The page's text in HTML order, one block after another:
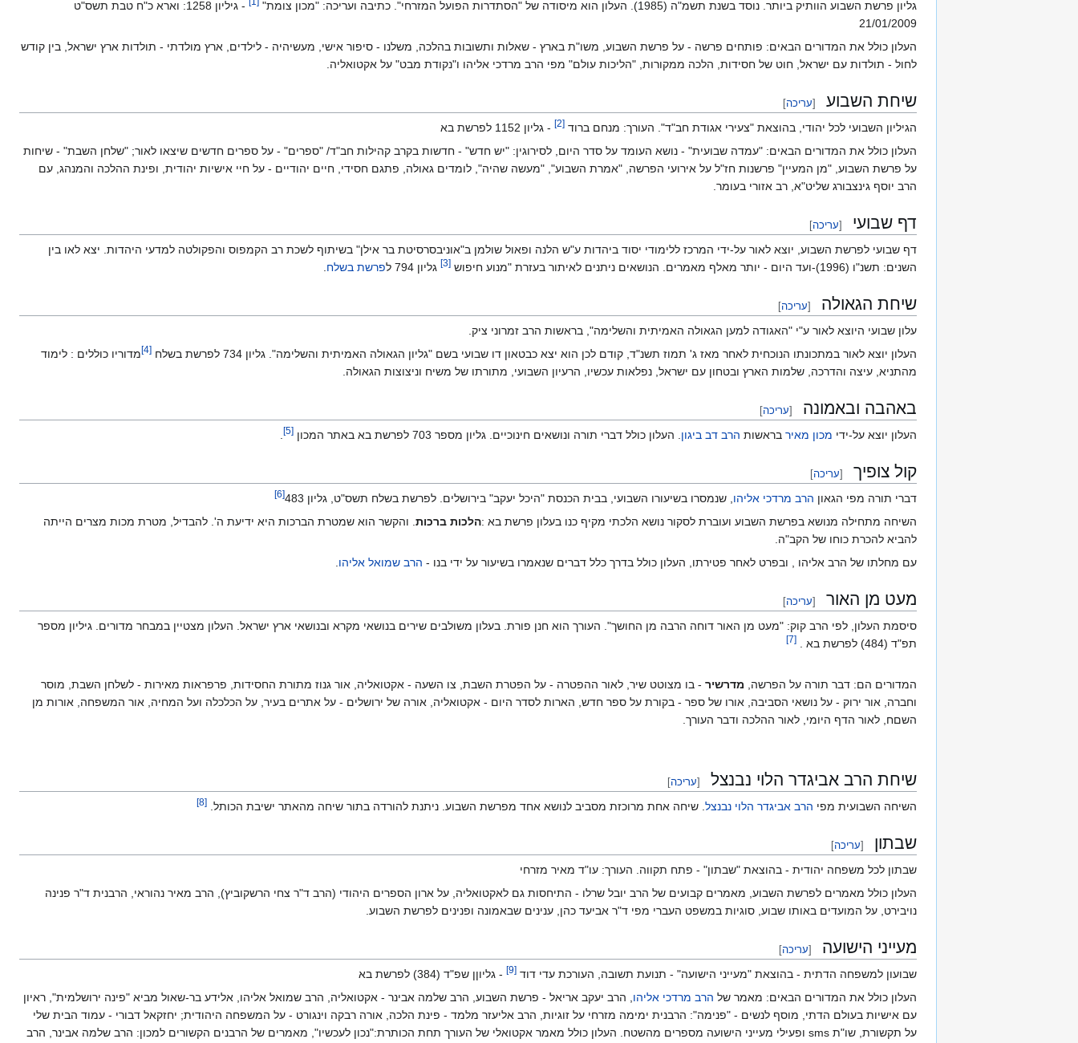
גליון פרשת השבוע הוותיק ביותר. נוסד בשנת תשמ"ה (1985). העלון הוא מיסודה של "הסתדרות הפועל המזרחי". כתיבה ועריכה: "מכון צומת"
- גיליון 1258: וארא כ"ח טבת תשס"ט
21/01/2009
העלון כולל את המדורים הבאים: פותחים פרשה - על פרשת השבוע, משו"ת בארץ - שאלות ותשובות בהלכה, משלנו - סיפור אישי, מעשיהיה - לילדים, ארץ מולדתי - תולדות ארץ ישראל, בין קודש
לחול - תולדות עם ישראל, חוט של חסידות, הלכה ממקורות, "הליכות עולם" מפי הרב מרדכי אליהו ו"נקודת מבט" על אקטואליה.
שיחת השבוע [עריכה]
הגיליון השבועי לכל יהודי, בהוצאת "צעירי אגודת חב"ד". העורך: מנחם ברוד [
2
] - גליון 1152 לפרשת בא
העלון כולל את המדורים הבאים: "עמדה שבועית" - נושא העומד על סדר היום, לסירוגין: "יש חדש" - חדשות בקרב קהילות חב"ד/ "ספרים" - על ספרים חדשים שיצאו לאור; "שלחן השבת" - שיחות
על פרשת השבוע, "מן המעיין" פרשנות חז"ל על אירועי הפרשה, "אמרת השבוע", "מעשה שהיה", לומדים גאולה, פתגם חסידי, חיים יהודיים - על חיי אישיות יהודית, ופינת ההלכה והמנהג, עם
הרב יוסף גינצבורג שליט"א, רב אזורי בעומר.
דף שבועי [עריכה]
דף שבועי לפרשת השבוע, יוצא לאור על-ידי המרכז ללימודי יסוד ביהדות ע"ש הלנה ופאול שולמן ב"אוניבסרסיטת בר אילן" בשיתוף לשכת רב הקמפוס והפקולטה למדעי היהדות. יצא לאו בין
השנים: תשנ"ו (1996)-ועד היום - יותר מאלף מאמרים. הנושאים ניתנים לאיתור בעזרת "מנוע חיפוש
[
3
] גליון 794 ל פרשת בשלח.
שיחת הגאולה [עריכה]
עלון שבועי היוצא לאור ע"י "האגודה למען הגאולה האמיתית והשלימה", בראשות הרב זמרוני ציק.
העלון יוצא לאור במתכונתו הנוכחית לאחר מאז ג' תמוז תשנ"ד, קודם לכן הוא יצא כבטאון דו שבועי בשם "גליון הגאולה האמיתית והשלימה". גליון 734 לפרשת בשלח
[
4
]מדוריו כוללים : לימוד
מהתניא, עיצה והדרכה, שלמות הארץ ובטחון עם ישראל, נפלאות עכשיו, הרעיון השבועי, מתורתו של משיח וניצוצות הגאולה.
באהבה ובאמונה [עריכה]
העלון יוצא על-ידי מכון מאיר בראשות הרב דב ביגון. העלון כולל דברי תורה ונושאים חינוכיים. גליון מספר 703 לפרשת בא באתר המכון [
5
]
.
קול צופיך [עריכה]
דברי תורה מפי הגאון הרב מרדכי אליהו, שנמסרו בשיעורו השבועי, בבית הכנסת "היכל יעקב" בירושלים. לפרשת בשלח תשס"ט, גליון 483 [
6
]
השיחה מתחילה מנושא בפרשת השבוע ועוברת לסקור נושא הלכתי מקיף כנו בעלון פרשת בא :הלכות ברכות. והקשר הוא שמטרת הברכות היא ידיעת ה'. להבדיל, מטרת מכות מצרים הייתה
להביא להכרת כוחו של הקב"ה.
עם מחלתו של הרב אליהו , ובפרט לאחר פטירתו, העלון כולל בדרך כלל דברים שנאמרו בשיעור על ידי בנו - הרב שמואל אליהו.
מעט מן האור [עריכה]
סיסמת העלון, לפי הרב קוק: "מעט מן האור דוחה הרבה מן החושך". העורך הוא חנן פורת. בעלון משולבים שירים בנושאי מקרא ובנושאי ארץ ישראל. העלון מצטיין במבחר מדורים. גיליון מספר
תפ"ד (484) לפרשת בא .
[
7
]
המדורים הם: דבר תורה על הפרשה, מדרשיר - בו מצוטט שיר, לאור ההפטרה - על הפטרת השבת, צו השעה - אקטואליה, אור גנוז מתורת החסידות, פרפראות מאירות - לשלחן השבת, מוסר
וחברה, אור ירוק - על נושאי הסביבה, אורו של ספר - בקורת על ספר חדש, הארות לסדר היום - אקטואליה, אורה של ירושלים - על אתרים בעיר, על הכלכלה ועל המחיה, אור המשפחה, אורות מן
השםח, לאור הדף היומי, לאור ההלכה ודבר העורך.
שיחת הרב אביגדר הלוי נבנצל [עריכה]
השיחה השבועית מפי הרב אביגדר הלוי נבנצל. שיחה אחת מרוכזת מסביב לנושא אחד מפרשת השבוע. ניתנת להורדה בתור שיחה מהאתר ישיבת הכותל. [
8
]
שבתון [עריכה]
שבתון לכל משפחה יהודית - בהוצאת "שבתון" - פתח תקווה. העורך: עו"ד מאיר מזרחי
העלון כולל מאמרים לפרשת השבוע, מאמרים קבועים של הרב יובל שרלו - התיחסות גם לאקטואליה, על ארון הספרים היהודי (הרב ד"ר צחי הרשקוביץ), הרב מאיר נהוראי, הרבנית ד"ר פנינה
נויבירט, על המועדים באותו שבוע, סוגיות במשפט העברי מפי ד"ר אביעד כהן, ענינים שבאמונה ופנינים לפרשת השבוע.
מעייני הישועה [עריכה]
שבועון למשפחה הדתית - בהוצאת "מעייני הישועה" - תנועת תשובה, העורכת עדי דוד [
9
] - גליוןן שפ"ד (384) לפרשת בא
העלון כולל את המדורים הבאים: מאמר של הרב מרדכי אליהו, הרב יעקב אריאל - פרשת השבוע, הרב שלמה אבינר - אקטואליה, הרב שמואל אליהו, אלידע בר-שאול מביא "פינה ירושלמית", ראיון
עם אישיות בעולם הדתי, מוסף לנשים - "פנימה": הרבנית ימימה מזרחי על זוגיות, הרב אליעזר מלמד - פינת הלכה, אורה רבקה וינגורט - על המשפחה היהודית; יחזקאל דבורי - עמוד הבית שלי
על תקשורת, שו"ת sms ופעילי מעייני הישועה מספרים מהשטח. העלון כולל מאמר אקטואלי של העורך תחת הכותרת:"נכון לעכשיו", מאמרים של הרבנים הקשורים למכון: הרב שלמה אבינר, הרב